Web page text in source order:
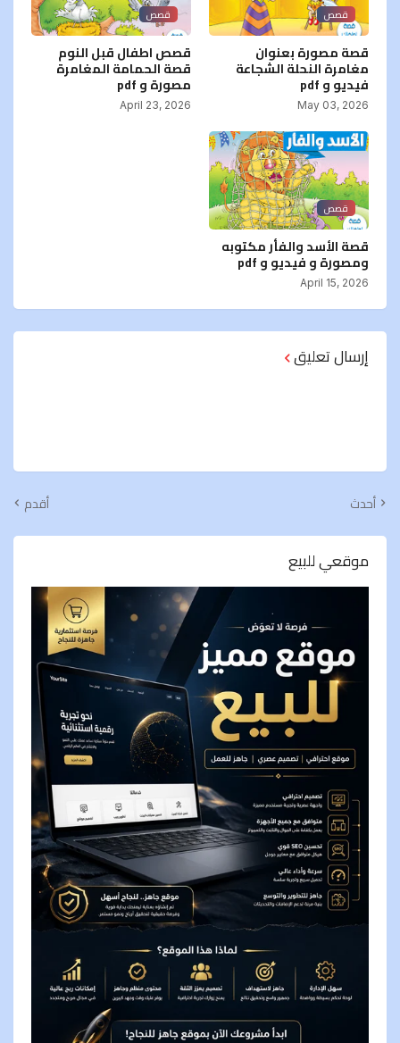
قصص
قصة مصورة بعنوان
مغامرة النحلة الشجاعة
فيديو و pdf
May 03, 2026
قصص
قصص اطفال قبل النوم
قصة الحمامة المغامرة
مصورة و pdf
April 23, 2026
قصص
قصة الأسد والفأر مكتوبه
ومصورة و فيديو و pdf
April 15, 2026
إرسال تعليق
أحدث أقدم
موقعي للبيع